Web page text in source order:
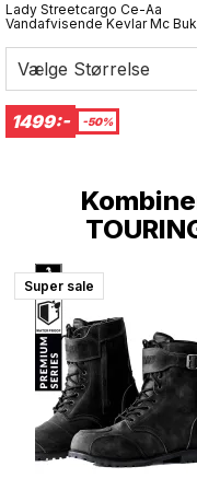
360° synlighed
• Lamineringsteknik,
og øger holdbarheden
Lady Streetcargo Ce-Aa
Vandafvisende Kevlar Mc
Vælge Størrelse
1499:- -50%
Super sale